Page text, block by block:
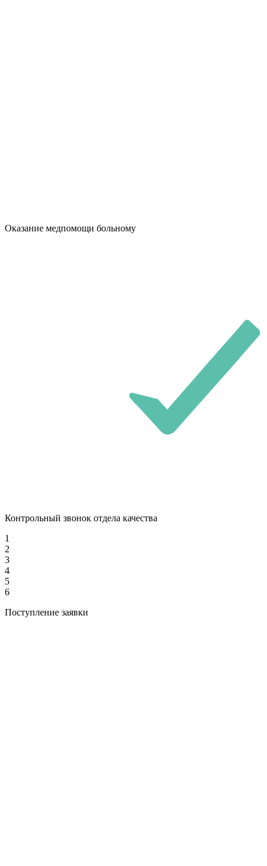
Оказание медпомощи больному
Контрольный звонок отдела качества
1
2
3
4
5
6
Поступление заявки